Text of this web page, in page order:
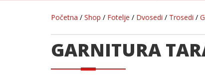
Početna / Shop / Fotelje / Dvosedi / Trosedi /
GARNITURA